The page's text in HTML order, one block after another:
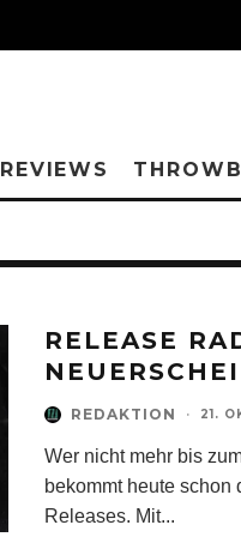
REVIEWS
RELEASE
REDAKTION · 21.
Wer nicht mehr bis
bekommt heute schon
Releases. Mit...